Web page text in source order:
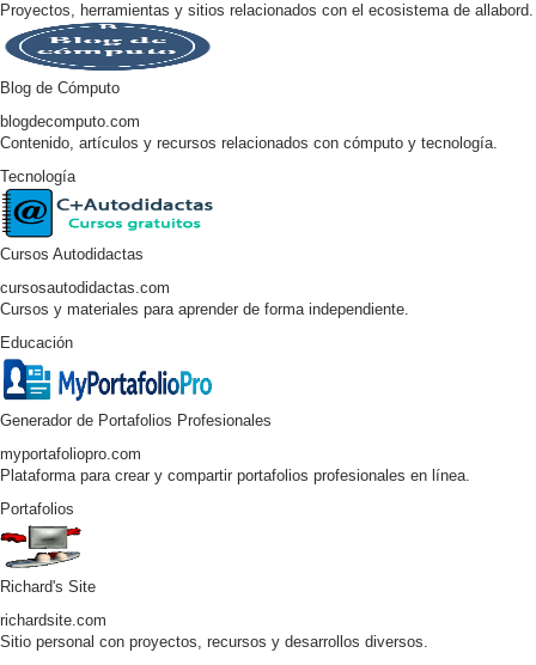
Proyectos, herramientas y sitios relacionados con el ecosistema de allabord.
Blog de Cómputo
blogdecomputo.com
Contenido, artículos y recursos relacionados con cómputo y tecnología.
Tecnología
Cursos Autodidactas
cursosautodidactas.com
Cursos y materiales para aprender de forma independiente.
Educación
Generador de Portafolios Profesionales
myportafoliopro.com
Plataforma para crear y compartir portafolios profesionales en línea.
Portafolios
Richard's Site
richardsite.com
Sitio personal con proyectos, recursos y desarrollos diversos.